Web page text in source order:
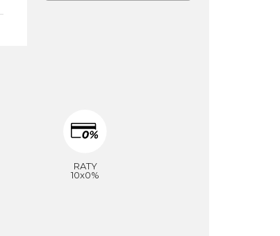
RATY
10x0%